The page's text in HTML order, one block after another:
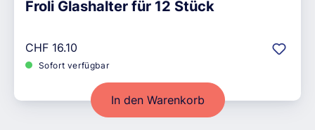
Froli Glashalter für 12 Stück
Regulärer Preis:
CHF 16.10
Sofort verfügbar
In den Warenkorb